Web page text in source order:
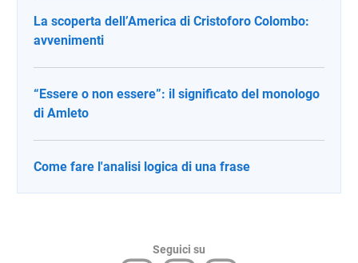
La scoperta dell’America di Cristoforo Colombo:
avvenimenti
“Essere o non essere”: il significato del monologo
di Amleto
Come fare l'analisi logica di una frase
Seguici su